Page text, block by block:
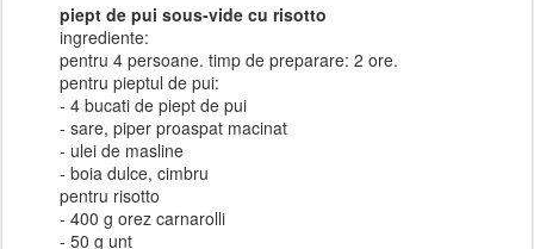
piept de pui sous-vide cu risotto
ingrediente:
pentru 4 persoane. timp de preparare: 2 ore.
pentru pieptul de pui:
- 4 bucati de piept de pui
- sare, piper proaspat macinat
- ulei de masline
- boia dulce, cimbru
pentru risotto
- 400 g orez carnarolli
- 50 g unt